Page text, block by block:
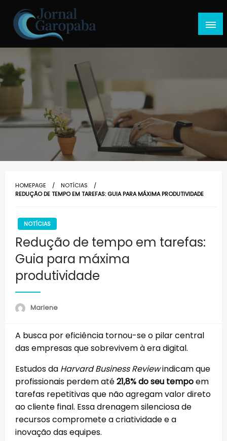
content
Jornal Garopaba
HOMEPAGE
NOTÍCIAS
REDUÇÃO DE TEMPO EM TAREFAS: GUIA PARA MÁXIMA PRODUTIVIDADE
NOTÍCIAS
Redução de tempo em tarefas:
Guia para máxima
produtividade
Marlene
A busca por eficiência tornou-se o pilar central
das empresas que sobrevivem à era digital.
Estudos da Harvard Business Reviewindicam que
profissionais perdem até21,8% do seu tempoem
tarefas repetitivas que não agregam valor direto
ao cliente final. Essa drenagem silenciosa de
recursos compromete a criatividade e a
inovação das equipes.